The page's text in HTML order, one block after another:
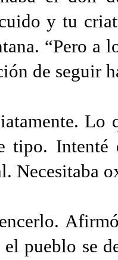
y tu
“Pero a
de seguir
Lo
tipo.
Necesitaba
pueblo se